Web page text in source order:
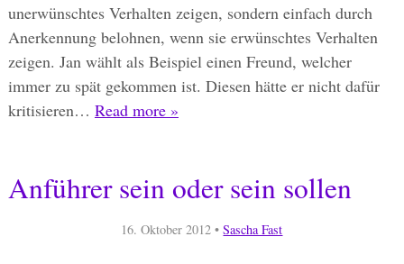
unerwünschtes Verhalten zeigen, sondern einfach durch
Anerkennung belohnen, wenn sie erwünschtes Verhalten
zeigen. Jan wählt als Beispiel einen Freund, welcher
immer zu spät gekommen ist. Diesen hätte er nicht dafür
kritisieren… Read more »
Anführer sein oder sein sollen
16. Oktober 2012 •Sascha Fast